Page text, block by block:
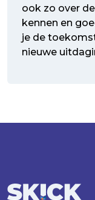
ook zo over
kennen en
je de
nieuwe